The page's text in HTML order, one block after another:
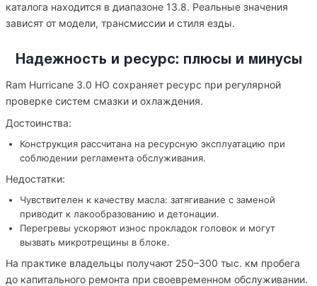
каталога находится в диапазоне 13.8. Реальные значения
зависят от модели, трансмиссии и стиля езды.
Надежность и ресурс: плюсы и минусы
Ram Hurricane 3.0 HO сохраняет ресурс при регулярной
проверке систем смазки и охлаждения.
Достоинства:
Конструкция рассчитана на ресурсную эксплуатацию при
соблюдении регламента обслуживания.
Недостатки:
Чувствителен к качеству масла: затягивание с заменой
приводит к лакообразованию и детонации.
Перегревы ускоряют износ прокладок головок и могут
вызвать микротрещины в блоке.
На практике владельцы получают 250–300 тыс. км пробега
до капитального ремонта при своевременном обслуживании.